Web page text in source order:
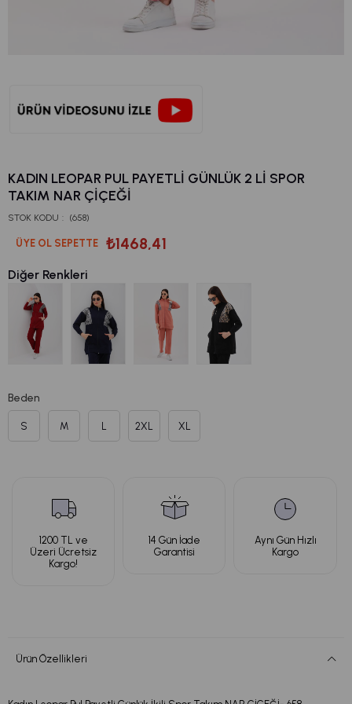
KADIN LEOPAR PUL PAYETLI GÜNLÜK 2 LI SPOR
TAKIM NAR ÇİÇEĞİ
STOK KODU (658)
ÜYE OL SEPETTE ₺1468,41
Diğer Renkleri
Beden
S M L 2XL XL
1200 TL ve
Üzeri Ücretsiz
Kargo!
14 Gün İade
Garantisi
Aynı Gün Hızlı
Kargo
Ürün Özellikleri